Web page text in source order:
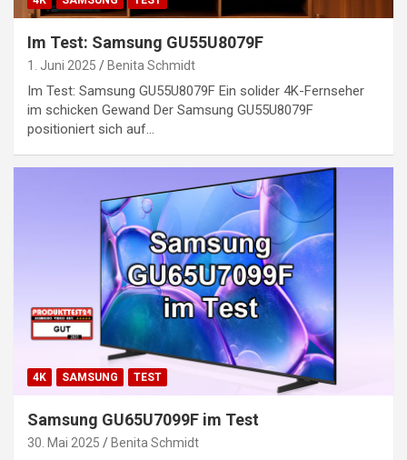
Im Test: Samsung GU55U8079F
1. Juni 2025 Benita Schmidt
Im Test: Samsung GU55U8079F Ein solider 4K-Fernseher
im schicken Gewand Der Samsung GU55U8079F
positioniert sich auf…
4K SAMSUNG TEST
Samsung GU65U7099F im Test
30. Mai 2025 Benita Schmidt